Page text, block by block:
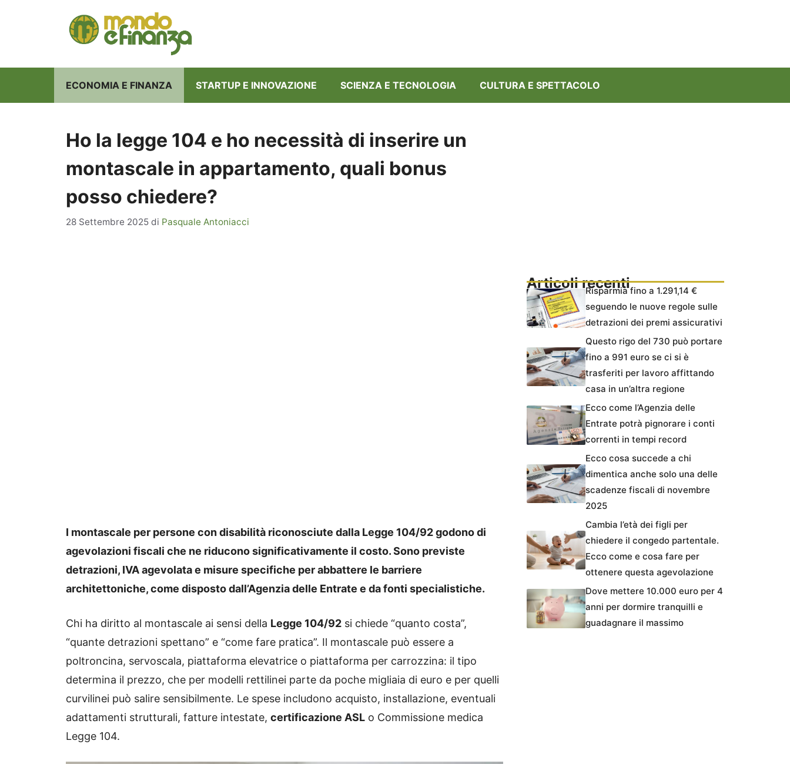
ECONOMIA E FINANZA STARTUP E INNOVAZIONE SCIENZA E TECNOLOGIA CULTURA E SPETTACOLO
Ho la legge 104 e ho necessità di inserire un
montascale in appartamento, quali bonus
posso chiedere?
28 Settembre 2025 di Pasquale Antoniacci
I montascale per persone con disabilità riconosciute dalla Legge 104/92godono di
agevolazioni fiscali che ne riducono significativamente il costo. Sono previste
detrazioni, IVA agevolata e misure specifiche per abbattere le barriere
architettoniche, come disposto dall’Agenzia delle Entrate e da fonti specialistiche.
Chi ha diritto al montascale ai sensi della Legge 104/92 si chiede “quanto costa”,
“quante detrazioni spettano” e “come fare pratica”. Il montascale può essere a
poltroncina, servoscala, piattaforma elevatrice o piattaforma per carrozzina: il tipo
determina il prezzo, che per modelli rettilinei parte da poche migliaia di euro e per quelli
curvilinei può salire sensibilmente. Le spese includono acquisto, installazione, eventuali
adattamenti strutturali, fatture intestate, certificazione ASL o Commissione medica
Legge 104.
Articoli recentiRisparmia fino a 1.291,14 €
seguendo le nuove regole sulle
detrazioni dei premi assicurativi
Questo rigo del 730 può portare
fino a 991 euro se ci si è
trasferiti per lavoro affittando
casa in un’altra regione
Ecco come l’Agenzia delle
Entrate potrà pignorare i conti
correnti in tempi record
Ecco cosa succede a chi
dimentica anche solo una delle
scadenze fiscali di novembre
2025
Cambia l’età dei figli per
chiedere il congedo partentale.
Ecco come e cosa fare per
ottenere questa agevolazione
Dove mettere 10.000 euro per 4
anni per dormire tranquilli e
guadagnare il massimo